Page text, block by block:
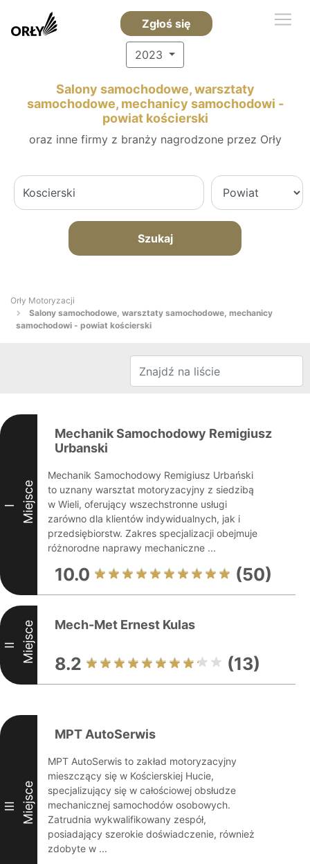
Zgłoś się
2023
Salony samochodowe, warsztaty
samochodowe, mechanicy samochodowi -
powiat kościerski
oraz inne firmy z branży nagrodzone przez Orły
Szukaj
Orły Motoryzacji
Salony samochodowe, warsztaty samochodowe, mechanicy
samochodowi - powiat kościerski
I Miejsce
Mechanik Samochodowy Remigiusz
Urbanski
Mechanik Samochodowy Remigiusz Urbański
to uznany warsztat motoryzacyjny z siedzibą
w Wieli, oferujący wszechstronne usługi
zarówno dla klientów indywidualnych, jak i
przedsiębiorstw. Zakres specjalizacji obejmuje
różnorodne naprawy mechaniczne ...
10.0 (50)
II Miejsce Mech-Met Ernest Kulas
8.2 (13)
III Miejsce
MPT AutoSerwis
MPT AutoSerwis to zakład motoryzacyjny
mieszczący się w Kościerskiej Hucie,
specjalizujący się w całościowej obsłudze
mechanicznej samochodów osobowych.
Zatrudnia wykwalifikowany zespół,
posiadający szerokie doświadczenie, również
zdobyte w ...